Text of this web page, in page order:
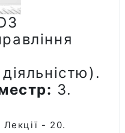
).
3.
Лекції - 20.